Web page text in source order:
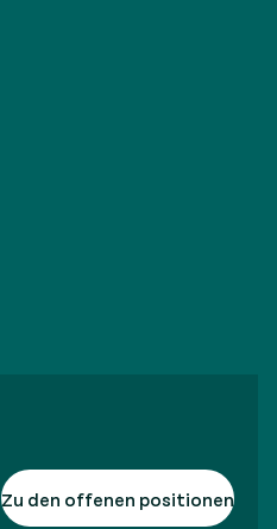
Zu den offenen positionen